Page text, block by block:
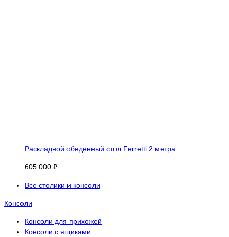
Раскладной обеденный стол Ferretti 2 метра
605 000 ₽
Все столики и консоли
Консоли
Консоли для прихожей
Консоли с ящиками